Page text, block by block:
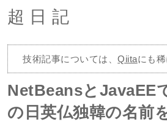
超日記
技術記事については、Qiitaにも
NetBeansとJavaEE
の日英仏独韓の名前